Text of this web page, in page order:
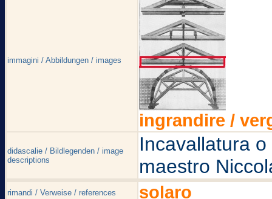
immagini / Abbildungen / images
ingrandire /
didascalie / Bildlegenden / image
descriptions
Incavallatura
maestro
rimandi / Verweise / references solaro